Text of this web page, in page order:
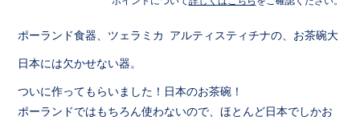
ポーランド食器、ツェラミカ アルティスティチナの、お茶碗大
日本には欠かせない器。
ついに作ってもらいました！日本のお茶碗！
ポーランドではもちろん使わないので、ほとんど日本でしかお